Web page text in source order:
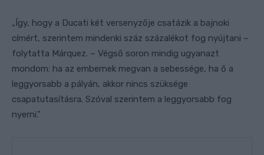
„Így, hogy a Ducati két versenyzője csatázik a bajnoki
címért, szerintem mindenki száz százalékot fog nyújtani –
folytatta Márquez. – Végső soron mindig ugyanazt
mondom: ha az embernek megvan a sebessége, ha ő a
leggyorsabb a pályán, akkor nincs szüksége
csapatutasításra. Szóval szerintem a leggyorsabb fog
nyerni.”